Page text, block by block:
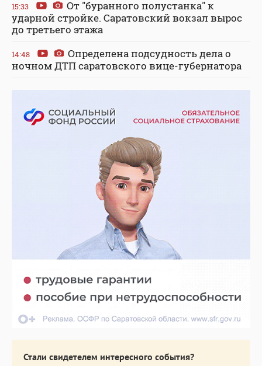
15:33
От "буранного полустанка" к
ударной стройке. Саратовский вокзал вырос
до третьего этажа
14:48
Определена подсудность дела о
ночном ДТП саратовского вице-губернатора
Стали свидетелем интересного события?